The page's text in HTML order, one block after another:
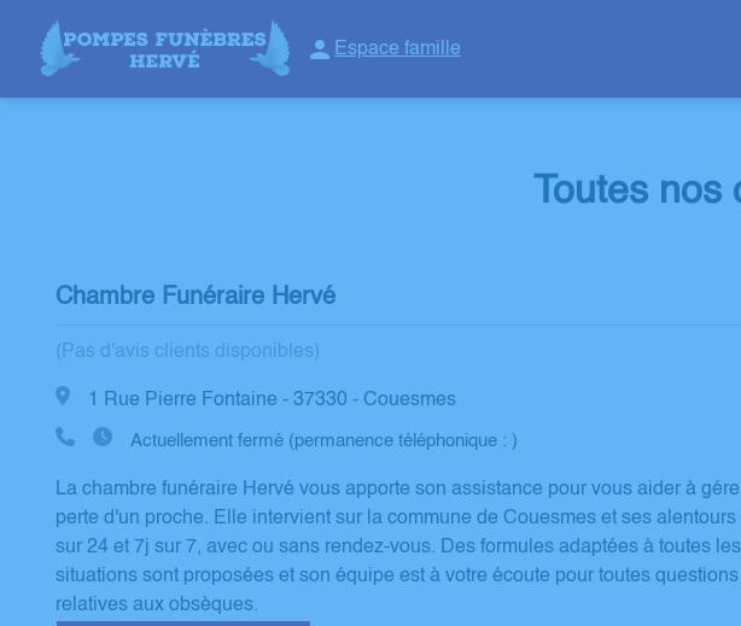
Espace famille
NOS SERVICES NOTRE HISTOIRENOTRE AGENCENOTRE CHAMBRE FUNERAIRE
Toutes nos
Chambre Funéraire Hervé
(Pas d'avis clients disponibles)
1 Rue Pierre Fontaine - 37330 - Couesmes
Actuellement fermé (permanence téléphonique : )
La chambre funéraire Hervé vous apporte son assistance pour vous aider à
perte d'un proche. Elle intervient sur la commune de Couesmes et ses alentours
sur 24 et 7j sur 7, avec ou sans rendez-vous. Des formules adaptées à toutes les
situations sont proposées et son équipe est à votre écoute pour toutes questions
relatives aux obsèques.